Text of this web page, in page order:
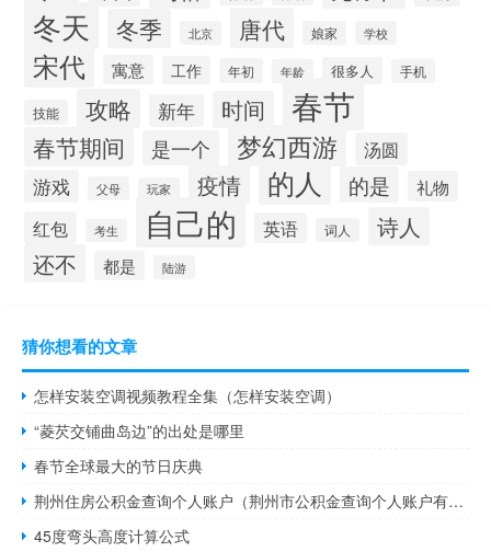
冬天 冬季 北京 唐代 娘家 学校
宋代 寓意 工作 年初 年龄 很多人 手机
技能 攻略 新年 时间 春节
春节期间 是一个 梦幻西游
汤圆
游戏
父母 玩家 疫情 的人 的是 礼物
红包 考生 自己的 英语 词人
诗人
还不
都是 陆游
猜你想看的文章
怎样安装空调视频教程全集（怎样安装空调）
“菱芡交铺曲岛边”的出处是哪里
春节全球最大的节日庆典
荆州住房公积金查询个人账户（荆州市公积金查询个人账户有哪些方式）
45度弯头高度计算公式